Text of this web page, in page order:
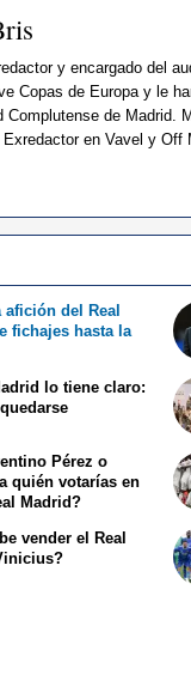
y encargado del
Copas de Europa y le
Complutense de Madrid.
en Vavel y Off
afición del Real
fichajes hasta la
lo tiene claro:
Pérez o
quién votarías en
Madrid?
vender el Real